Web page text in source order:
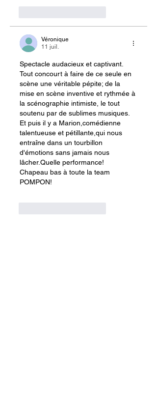
Véronique
11 juil.
Spectacle audacieux et captivant.
Tout concourt à faire de ce seule en
scène une véritable pépite; de la
mise en scène inventive et rythmée à
la scénographie intimiste, le tout
soutenu par de sublimes musiques.
Et puis il y a Marion,comédienne
talentueuse et pétillante,qui nous
entraîne dans un tourbillon
d'émotions sans jamais nous
lâcher.Quelle performance!
Chapeau bas à toute la team
POMPON!